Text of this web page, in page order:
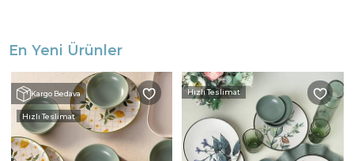
En Yeni Ürünler
Kargo Bedava
Hızlı Teslimat
Hızlı Teslimat